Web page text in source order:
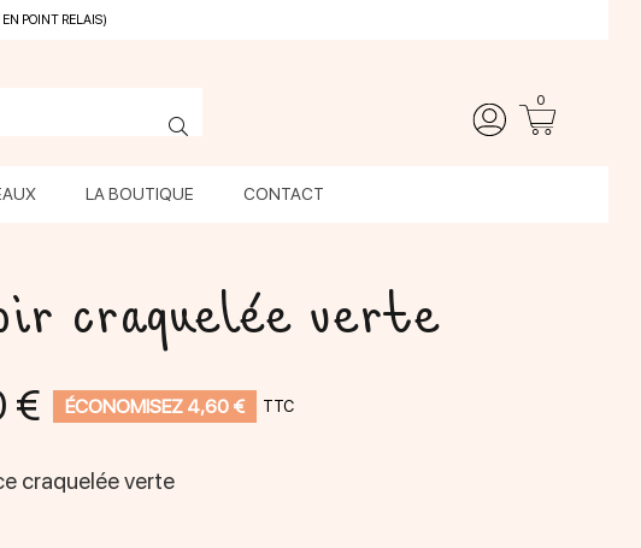
POINT RELAIS)
0
LA BOUTIQUE CONTACT
craquelée verte
€ ÉCONOMISEZ 4,60 € TTC
craquelée verte